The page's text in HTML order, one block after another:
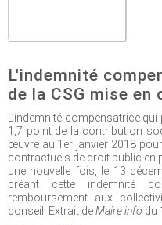
L'indemnité
de la CSG mise
L’indemnité compensatrice
1,7 point de la contribution
œuvre au 1er janvier 2018
contractuels de droit public en
une nouvelle fois, le 13
créant cette indemnité
remboursement aux
conseil. Extrait deMaire info du